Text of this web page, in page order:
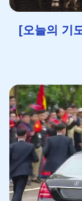
[오늘의 기